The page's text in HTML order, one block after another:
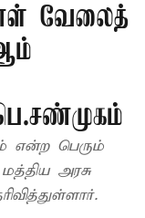
வேலைத்
என்ற பெரும்
அரசு